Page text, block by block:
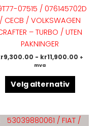
07515 / 076145702D
/ CECB / VOLKSWAGEN
– TURBO / UTEN
PAKNINGER
9,300.00 - kr11,900.00 +
mva
Velg alternativ
har
flere
kan
på
Dette